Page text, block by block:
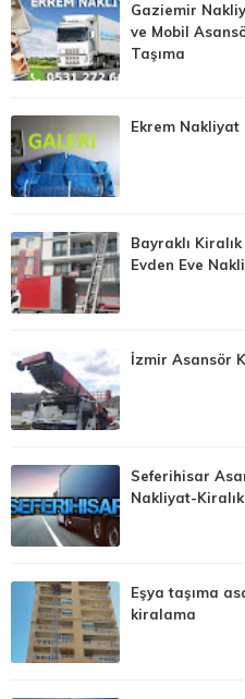
Gaziemir
ve Mobil
Taşıma
Ekrem Nakliyat
Bayraklı
Evden Eve
İzmir Asansör
Seferihisar
Nakliyat-
Eşya taşıma
kiralama